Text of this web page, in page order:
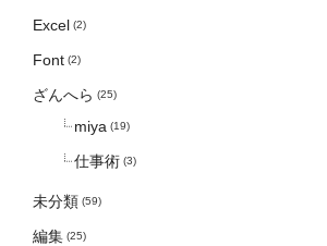
Excel (2)
Font (2)
ざんへら (25)
miya (19)
仕事術 (3)
未分類 (59)
編集 (25)